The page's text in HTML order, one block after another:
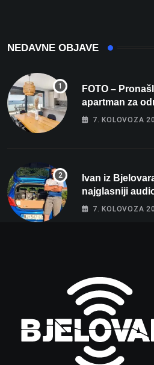
NEDAVNE OBJAVE
FOTO –
apartman za
spavaće sobe i
7. KOLOVOZA
Ivan iz
najglasniji
rekord od čak
7. KOLOVOZA